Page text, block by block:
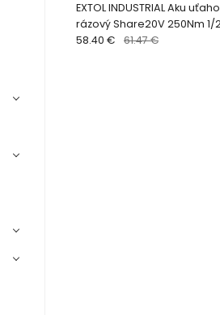
EXTOL INDUSTRIAL Aku
rázový Share20V 250Nm 1/
bez aku 8791811
58.40 € 61.47 €